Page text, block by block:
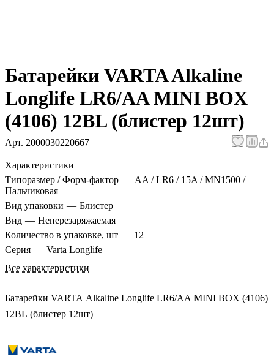
Батарейки VARTA Alkaline
Longlife LR6/AA MINI BOX
(4106) 12BL (блистер 12шт)
Арт. 2000030220667
Характеристики
Типоразмер / Форм-фактор — AA / LR6 / 15A / MN1500 /
Пальчиковая
Вид упаковки — Блистер
Вид — Неперезаряжаемая
Количество в упаковке, шт — 12
Серия — Varta Longlife
Все характеристики
Батарейки VARTA Alkaline Longlife LR6/AA MINI BOX (4106)
12BL (блистер 12шт)